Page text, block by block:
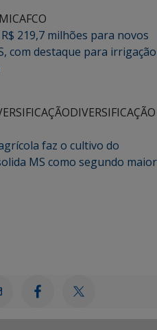
FCO
219,7 milhões para novos
com destaque para irrigação
DIVERSIFICAÇÃO
faz o cultivo do
MS como segundo maior